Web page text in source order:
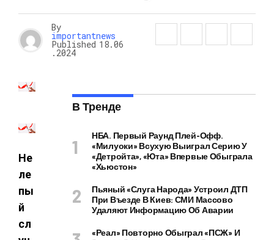
By
importantnews
Published 18.06
.2024
Не
ле
пы
й
сл
В Тренде
НБА. Первый Раунд Плей-Офф.
«Милуоки» Всухую Выиграл Серию У
«Детройта», «Юта» Впервые Обыграла
«Хьюстон»
Пьяный «слуга Народа» Устроил ДТП
При Въезде В Киев: СМИ Массово
Удаляют Информацию Об Аварии
«Реал» Повторно Обыграл «ПСЖ» И